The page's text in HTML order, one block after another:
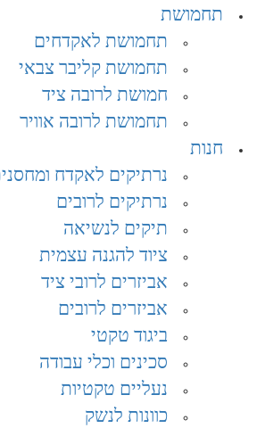
תחמושת
תחמושת לאקדחים
תחמושת קליבר צבאי
חמושת לרובה ציד
תחמושת לרובה אוויר
חנות
נרתיקים לאקדח
נרתיקים לרובים
תיקים לנשיאה
ציוד להגנה עצמית
אביזרים לרובי ציד
אביזרים לרובים
ביגוד טקטי
סכינים וכלי עבודה
נעליים טקטיות
כוונות לנשק